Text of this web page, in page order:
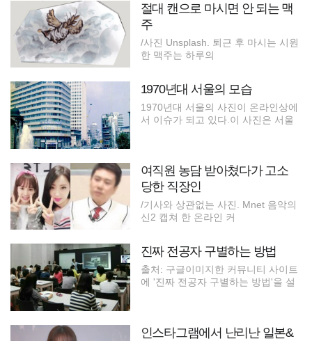
절대 캔으로 마시면 안 되는 맥
주
/사진 Unsplash. 퇴근 후 마시는 시원
한 맥주는 하루의
1970년대 서울의 모습
1970년대 서울의 사진이 온라인상에
서 이슈가 되고 있다.이 사진은 서울
여직원 농담 받아쳤다가 고소
당한 직장인
/기사와 상관없는 사진. Mnet 음악의
신2 캡쳐 한 온라인 커
진짜 전공자 구별하는 방법
출처: 구글이미지한 커뮤니티 사이트
에 '진짜 전공자 구별하는 방법'을 설
인스타그램에서 난리난 일본&